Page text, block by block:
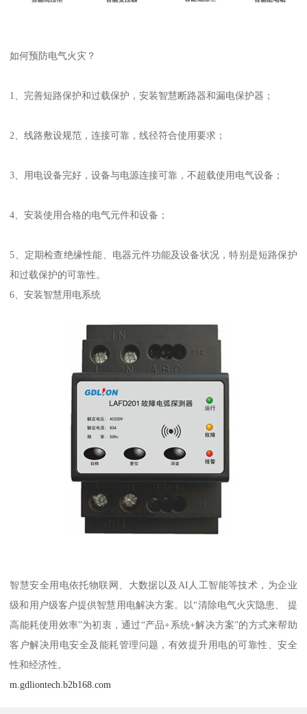
如何预防电气火灾？
1、完善短路保护和过载保护，安装智慧断路器和漏电保护器；
2、线路敷设规范，连接可靠，线径符合使用要求；
3、用电设备完好，设备与电源连接可靠，不超载使用电气设备；
4、安装使用合格的电气元件和设备；
5、定期检查绝缘性能、电器元件功能及设备状况，特别是短路保护
和过载保护的可靠性。
6、安装智慧用电系统
智慧安全用电依托物联网、大数据以及AI人工智能等技术，为企业
级和用户级客户提供智慧用电解决方案。以“清除电气火灾隐患、 提
高能耗使用效率”为初衷，通过“产品+系统+解决方案”的方式来帮助
客户解决用电安全及能耗管理问题，有效提升用电的可靠性、安全
性和经济性。
m.gdliontech.b2b168.com